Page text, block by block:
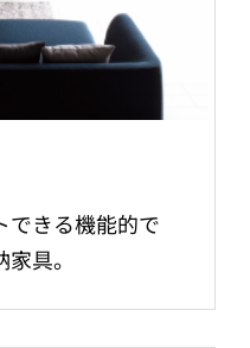
できる機能的で
具。